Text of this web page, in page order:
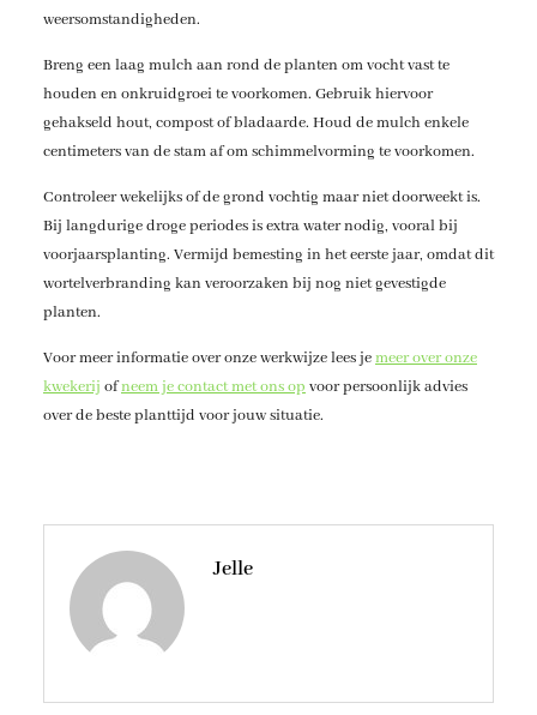
weersomstandigheden.
Breng een laag mulch aan rond de planten om vocht vast te
houden en onkruidgroei te voorkomen. Gebruik hiervoor
gehakseld hout, compost of bladaarde. Houd de mulch enkele
centimeters van de stam af om schimmelvorming te voorkomen.
Controleer wekelijks of de grond vochtig maar niet doorweekt is.
Bij langdurige droge periodes is extra water nodig, vooral bij
voorjaarsplanting. Vermijd bemesting in het eerste jaar, omdat dit
wortelverbranding kan veroorzaken bij nog niet gevestigde
planten.
Voor meer informatie over onze werkwijze lees jemeer over onze
kwekerij ofneem je contact met ons op voor persoonlijk advies
over de beste planttijd voor jouw situatie.
Jelle